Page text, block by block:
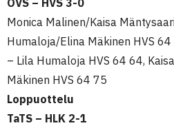
OVS – HVS 3-0
Monica Malinen/Kaisa
Humaloja/Elina Mäkinen HVS 64
– Lila Humaloja HVS 64 64,
Mäkinen HVS 64 75
Loppuottelu
TaTS – HLK 2-1